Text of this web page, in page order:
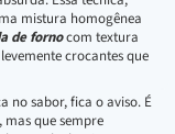
mistura homogênea
de fornocom textura
crocantes que
no sabor, fica o aviso. É
mas que sempre